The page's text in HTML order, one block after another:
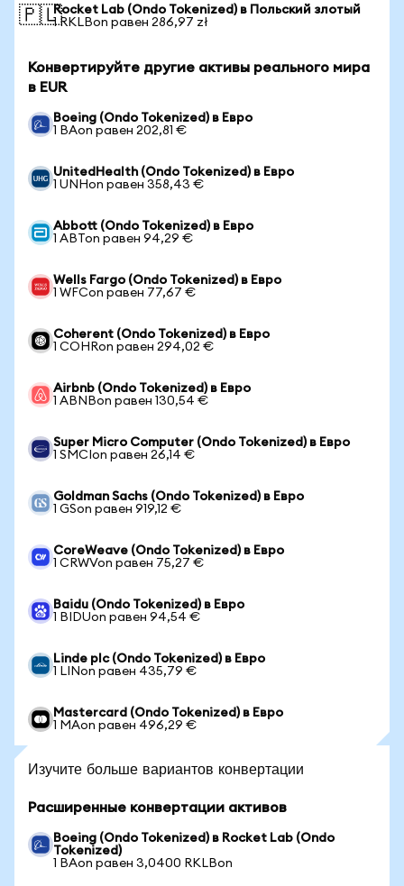
🇵🇱Rocket Lab (Ondo Tokenized) в Польский злотый
1 RKLBon равен 286,97 zł
Конвертируйте другие активы реального мира
в EUR
Boeing (Ondo Tokenized) в Евро
1 BAon равен 202,81 €
UnitedHealth (Ondo Tokenized) в Евро
1 UNHon равен 358,43 €
Abbott (Ondo Tokenized) в Евро
1 ABTon равен 94,29 €
Wells Fargo (Ondo Tokenized) в Евро
1 WFCon равен 77,67 €
Coherent (Ondo Tokenized) в Евро
1 COHRon равен 294,02 €
Airbnb (Ondo Tokenized) в Евро
1 ABNBon равен 130,54 €
Super Micro Computer (Ondo Tokenized) в Евро
1 SMCIon равен 26,14 €
Goldman Sachs (Ondo Tokenized) в Евро
1 GSon равен 919,12 €
CoreWeave (Ondo Tokenized) в Евро
1 CRWVon равен 75,27 €
Baidu (Ondo Tokenized) в Евро
1 BIDUon равен 94,54 €
Linde plc (Ondo Tokenized) в Евро
1 LINon равен 435,79 €
Mastercard (Ondo Tokenized) в Евро
1 MAon равен 496,29 €
Изучите больше вариантов конвертации
Расширенные конвертации активов
Boeing (Ondo Tokenized) в Rocket Lab (Ondo
Tokenized)
1 BAon равен 3,0400 RKLBon